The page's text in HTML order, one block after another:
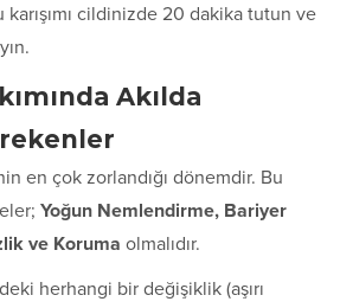
karışımı cildinizde 20 dakika tutun ve
Akılda
en çok zorlandığı dönemdir. Bu
Yoğun Nemlendirme, Bariyer
ve Koruma olmalıdır.
herhangi bir değişiklik (aşırı